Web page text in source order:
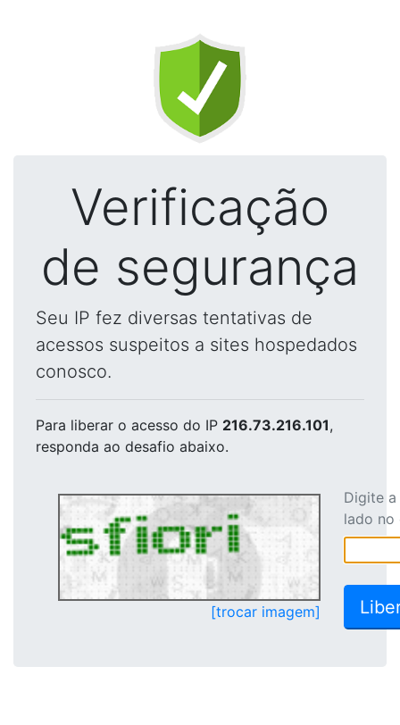
Verificação
de segurança
Seu IP fez diversas tentativas de
acessos suspeitos a sites hospedados
conosco.
Para liberar o acesso do IP 216.73.216.101,
responda ao desafio abaixo.
[trocar imagem]
Digite
lado no